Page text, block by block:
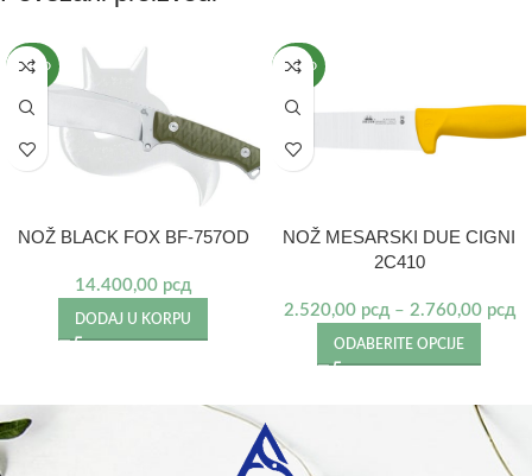
NOVO
NOŽ BLACK FOX BF-757OD
14.400,00 рсд
DODAJ U KORPU
NOVO
NOŽ MESARSKI DUE CIGNI
2C410
2.520,00 рсд – 2.760,00 рсд
ODABERITE OPCIJE